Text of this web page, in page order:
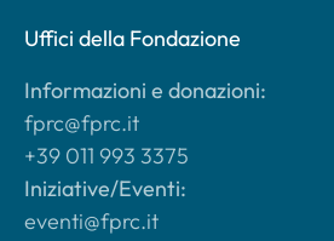
Uffici della Fondazione
Informazioni e donazioni:
fprc@fprc.it
+39 011 993 3375
Iniziative/Eventi:
eventi@fprc.it